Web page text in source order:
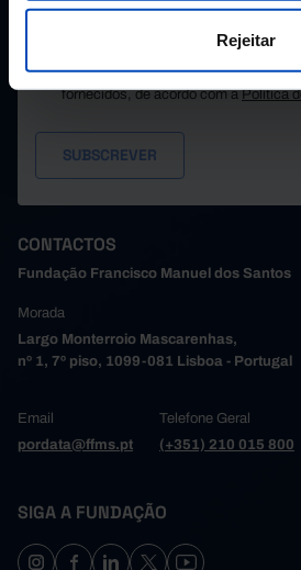
Rejeitar
Autorizo o tratamento dos meus
fornecidos, de acordo com aPolítica
CONTACTOS
Fundação Francisco Manuel dos Santos
Morada
Largo Monterroio Mascarenhas,
nº 1, 7º piso, 1099-081 Lisboa - Portugal
Email
pordata@ffms.pt
Telefone Geral
(+351) 210 015 800
SIGA A FUNDAÇÃO